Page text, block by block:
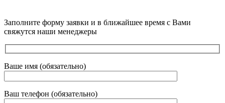
Заполните форму заявки и в ближайшее время с Вами
свяжутся наши менеджеры
Ваше имя (обязательно)
Ваш телефон (обязательно)